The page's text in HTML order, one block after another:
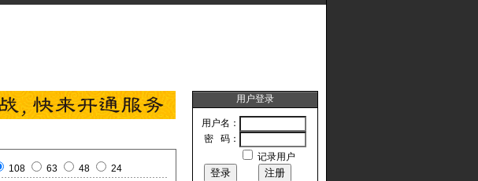
108 63 48
24
用户登录
用户名：
密 码：
记录用户